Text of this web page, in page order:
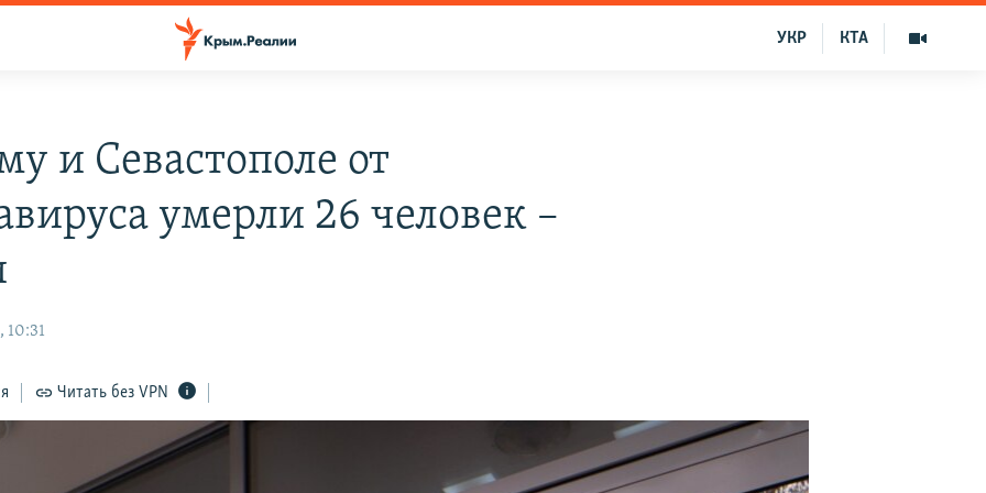
КТА
УКР
и Севастополе от
умерли 26 человек –
10:31
Читать без VPN